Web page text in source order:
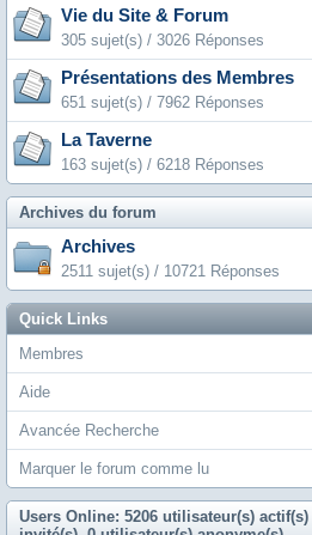
Vie du Site & Forum
305 sujet(s) / 3026 Réponses
Présentations des Membres
651 sujet(s) / 7962 Réponses
La Taverne
163 sujet(s) / 6218 Réponses
Archives du forum
Archives
2511 sujet(s) / 10721 Réponses
Quick Links
Membres
Aide
Avancée Recherche
Marquer le forum comme lu
Users Online: 5206 utilisateur(s) actif(s)